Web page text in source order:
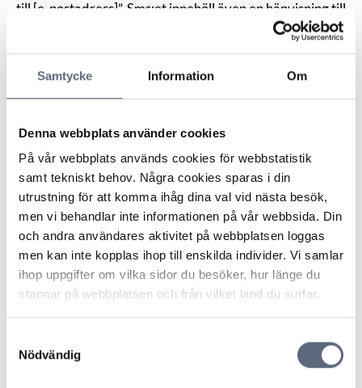
Samtycke Information Om
Denna webbplats använder cookies
På vår webbplats används cookies för webbstatistik
samt tekniskt behov. Några cookies sparas i din
utrustning för att komma ihåg dina val vid nästa besök,
men vi behandlar inte informationen på vår webbsida. Din
och andra användares aktivitet på webbplatsen loggas
men kan inte kopplas ihop till enskilda individer. Vi samlar
ihop uppgifter om vilka sidor du besöker, hur länge du
stannar på webbplatsen och från vilket land du surfar.
Nödvändig
till [e-postadress]”. Sms:et innehöll även en hänvisning till
ångerfristen gått ut och meddelade att han ville häva
avtalet. Konsumenten hänvisade till sitt hälsotillstånd
mobilabonnemang.
Operatören hänvisade till avtalet och att ångerfristen
löpt ut. Operatören krävde ett läkarintyg för att ta
ställning till konsumentens krav på hävning.
Konsumenten skickade inte in något intyg.
ARN bedömde att ett bindande avtal har ingåtts. ARN
prövade sedan om operatören uppfyllt
informationskraven gällande ångerrätten. Enligt
distansavtalslagen ska näringsidkaren informera
konsumenten om och under vilka förutsättningar det
finns en ångerrätt, tidsfristen och övriga villkor för
ångerrätten, hur ångerrätten utövas samt att det finns
ett standardformulär för utövande av ångerrätten. Om